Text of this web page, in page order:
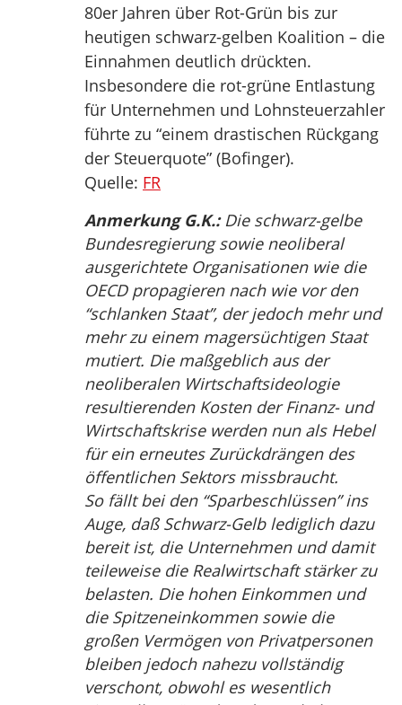
80er Jahren über Rot-Grün bis zur
heutigen schwarz-gelben Koalition – die
Einnahmen deutlich drückten.
Insbesondere die rot-grüne Entlastung
für Unternehmen und Lohnsteuerzahler
führte zu “einem drastischen Rückgang
der Steuerquote” (Bofinger).
Quelle: FR
Anmerkung G.K.:Die schwarz-gelbe
Bundesregierung sowie neoliberal
ausgerichtete Organisationen wie die
OECD propagieren nach wie vor den
“schlanken Staat”, der jedoch mehr und
mehr zu einem magersüchtigen Staat
mutiert. Die maßgeblich aus der
neoliberalen Wirtschaftsideologie
resultierenden Kosten der Finanz- und
Wirtschaftskrise werden nun als Hebel
für ein erneutes Zurückdrängen des
öffentlichen Sektors missbraucht.
So fällt bei den “Sparbeschlüssen” ins
Auge, daß Schwarz-Gelb lediglich dazu
bereit ist, die Unternehmen und damit
teileweise die Realwirtschaft stärker zu
belasten. Die hohen Einkommen und
die Spitzeneinkommen sowie die
großen Vermögen von Privatpersonen
bleiben jedoch nahezu vollständig
verschont, obwohl es wesentlich